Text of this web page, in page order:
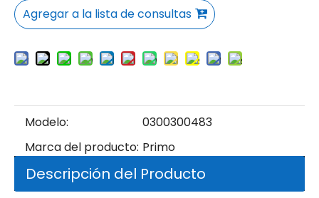
Agregar a la lista de consultas
Modelo:
0300300483
Marca del producto: Primo
Descripción del Producto